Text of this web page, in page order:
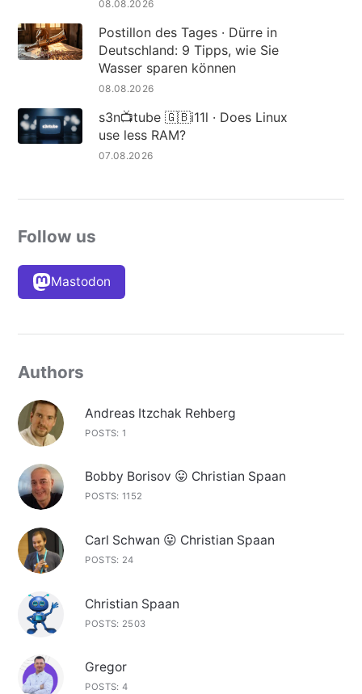
08.08.2026
Postillon des Tages · Dürre in
Deutschland: 9 Tipps, wie Sie
Wasser sparen können
08.08.2026
s3n📺tube 🇬🇧i11l · Does Linux
use less RAM?
07.08.2026
Follow us
Mastodon
Authors
Andreas Itzchak Rehberg
POSTS: 1
Bobby Borisov 😛 Christian Spaan
POSTS: 1152
Carl Schwan 😛 Christian Spaan
POSTS: 24
Christian Spaan
POSTS: 2503
Gregor
POSTS: 4